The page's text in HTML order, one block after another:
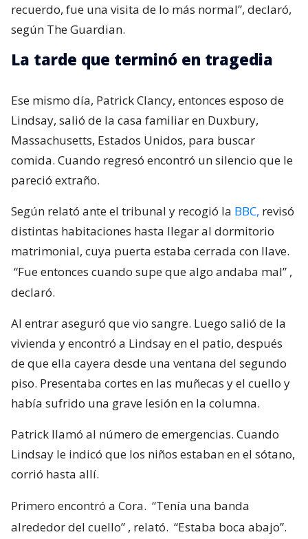
recuerdo, fue una visita de lo más normal”, declaró,
según The Guardian.
La tarde que terminó en tragedia
Ese mismo día, Patrick Clancy, entonces esposo de
Lindsay, salió de la casa familiar en Duxbury,
Massachusetts, Estados Unidos, para buscar
comida. Cuando regresó encontró un silencio que le
pareció extraño.
Según relató ante el tribunal y recogió la BBC, revisó
distintas habitaciones hasta llegar al dormitorio
matrimonial, cuya puerta estaba cerrada con llave.
“Fue entonces cuando supe que algo andaba mal” ,
declaró.
Al entrar aseguró que vio sangre. Luego salió de la
vivienda y encontró a Lindsay en el patio, después
de que ella cayera desde una ventana del segundo
piso. Presentaba cortes en las muñecas y el cuello y
había sufrido una grave lesión en la columna.
Patrick llamó al número de emergencias. Cuando
Lindsay le indicó que los niños estaban en el sótano,
corrió hasta allí.
Primero encontró a Cora. “Tenía una banda
alrededor del cuello” , relató. “Estaba boca abajo”.